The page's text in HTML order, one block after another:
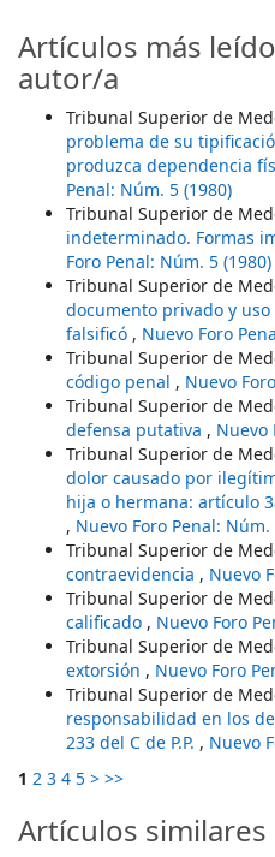
Artículos más
autor/a
Tribunal Superior de
problema de su
produzca dependencia
Penal: Núm. 5 (1980)
Tribunal Superior de
indeterminado. Formas
Foro Penal: Núm. 5 (1980)
Tribunal Superior de
documento privado y
falsificó , Nuevo Foro
Tribunal Superior de
código penal , Nuevo
Tribunal Superior de
defensa putativa , Nuevo
Tribunal Superior de
dolor causado por
hija o hermana: artículo
, Nuevo Foro Penal: Núm.
Tribunal Superior de
contraevidencia , Nuevo
Tribunal Superior de
calificado , Nuevo Foro
Tribunal Superior de
extorsión , Nuevo Foro
Tribunal Superior de
responsabilidad en los
233 del C de P.P. , Nuevo
1 2 3 4 5 > >>
Artículos similares